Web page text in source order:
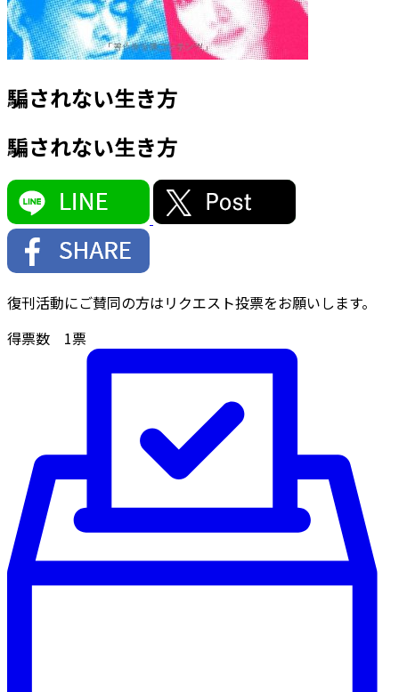
騙されない生き方
騙されない生き方
復刊活動にご賛同の方はリクエスト投票をお願いします。
得票数 1票